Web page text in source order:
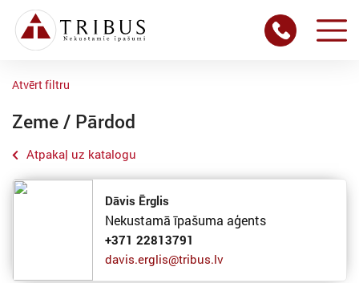
Atvērt filtru
Zeme / Pārdod
Atpakaļ uz katalogu
Dāvis Ērglis
Nekustamā īpašuma aģents
+371 22813791
davis.erglis@tribus.lv